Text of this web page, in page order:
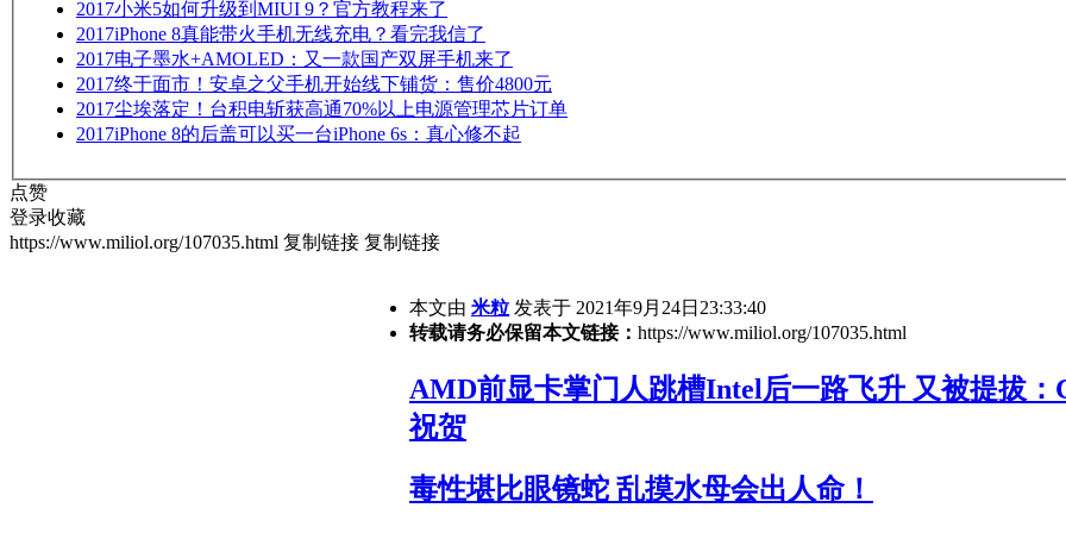
2017小米5如何升级到MIUI 9？官方教程来了
2017iPhone 8真能带火手机无线充电？看完我信了
2017电子墨水+AMOLED：又一款国产双屏手机来了
2017终于面市！安卓之父手机开始线下铺货：售价4800元
2017尘埃落定！台积电斩获高通70%以上电源管理芯片订单
2017iPhone 8的后盖可以买一台iPhone 6s：真心修不起
点赞
登录收藏
https://www.miliol.org/107035.html 复制链接 复制链接
本文由 米粒 发表于 2021年9月24日23:33:40
转载请务必保留本文链接： https://www.miliol.org/107035.html
AMD前显卡掌门人跳槽Intel后一路飞升 又被提拔：
祝贺
毒性堪比眼镜蛇 乱摸水母会出人命！